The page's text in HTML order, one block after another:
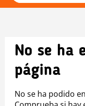
No se ha
página
No se ha podido